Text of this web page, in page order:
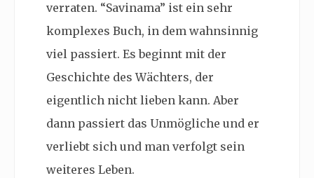
verraten. “Savinama” ist ein sehr
komplexes Buch, in dem wahnsinnig
viel passiert. Es beginnt mit der
Geschichte des Wächters, der
eigentlich nicht lieben kann. Aber
dann passiert das Unmögliche und er
verliebt sich und man verfolgt sein
weiteres Leben.